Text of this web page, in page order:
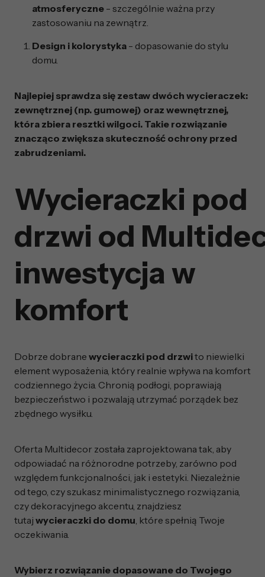
atmosferyczne - szczególnie ważna przy
zastosowaniu na zewnątrz.
Design i kolorystyka - dopasowanie do stylu
domu.
Najlepiej sprawdza się zestaw dwóch wycieraczek:
zewnętrznej (np. gumowej) oraz wewnętrznej,
która zbiera resztki wilgoci. Takie rozwiązanie
znacząco zwiększa skuteczność ochrony przed
zabrudzeniami.
Wycieraczki pod
drzwi od
inwestycja w
komfort
Dobrze dobrane wycieraczki pod drzwito niewielki
element wyposażenia, który realnie wpływa na komfort
codziennego życia. Chronią podłogi, poprawiają
bezpieczeństwo i pozwalają utrzymać porządek bez
zbędnego wysiłku.
Oferta Multidecor została zaprojektowana tak, aby
odpowiadać na różnorodne potrzeby, zarówno pod
względem funkcjonalności, jak i estetyki. Niezależnie
od tego, czy szukasz minimalistycznego rozwiązania,
czy dekoracyjnego akcentu, znajdziesz
tutaj wycieraczki do domu , które spełnią Twoje
oczekiwania.
Wybierz rozwiązanie dopasowane do Twojego